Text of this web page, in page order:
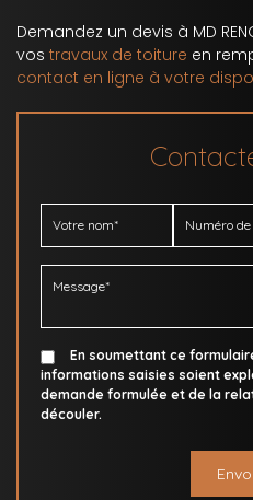
Demandez un devis à MD
vos travaux de toiture en
contact en ligne à votre
En soumettant ce
informations saisies soient
demande formulée et de la
découler.